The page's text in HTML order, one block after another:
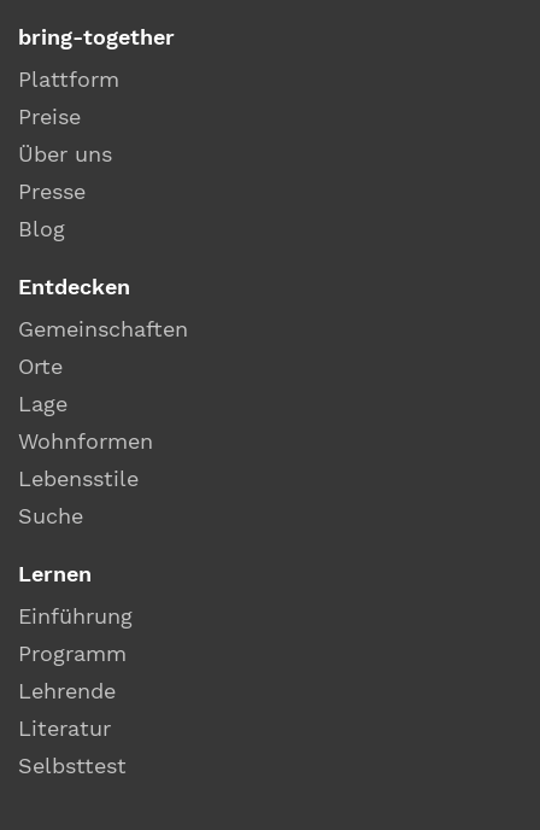
bring-together
Plattform
Preise
Über uns
Presse
Blog
Entdecken
Gemeinschaften
Orte
Lage
Wohnformen
Lebensstile
Suche
Lernen
Einführung
Programm
Lehrende
Literatur
Selbsttest